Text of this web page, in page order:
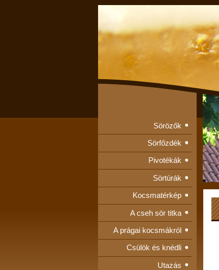
Sörözők
Sörfőzdék
Pivotékák
Sörtúrák
Kocsmatérkép
A cseh sör titka
A prágai kocsmákról
Csülök és knédli
Utazás